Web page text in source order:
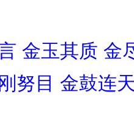
金玉其质 金
努目 金鼓连天